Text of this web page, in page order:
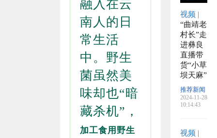
融入在云
南人的日
常生活
中。野生
菌虽然美
味却也“暗
藏杀机”，
加工食用野生
务事
项的
公告
视频 |
“曲靖老
村长”走
进彝良
直播带
货“小草
坝天麻”
推荐新闻
2024-11-28
10:14:43
视频 |